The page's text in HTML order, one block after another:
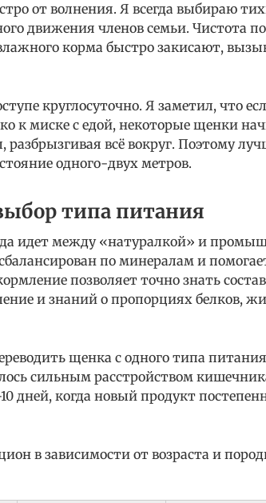
от волнения. Я всегда выбираю
движения членов семьи. Чистота
корма быстро закисают,
круглосуточно. Я заметил, что
к миске с едой, некоторые щенки
разбрызгивая всё вокруг. Поэтому
одного-двух метров.
типа питания
идет между «натуралкой» и
по минералам и
позволяет точно знать
и знаний о пропорциях белков,
щенка с одного типа
сильным расстройством
дней, когда новый продукт
в зависимости от возраста и